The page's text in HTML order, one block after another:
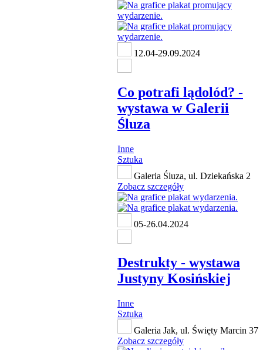
12.04-29.09.2024
Co potrafi lądolód? -
wystawa w Galerii
Śluza
Inne
Sztuka
Galeria Śluza, ul. Dziekańska 2
Zobacz szczegóły
05-26.04.2024
Destrukty - wystawa
Justyny Kosińskiej
Inne
Sztuka
Galeria Jak, ul. Święty Marcin 37
Zobacz szczegóły